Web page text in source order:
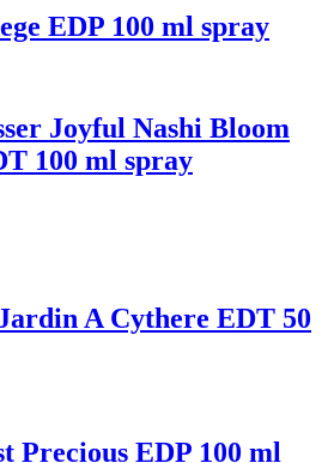
EDP 100 ml spray
Joyful Nashi Bloom
100 ml spray
A Cythere EDT 50
Precious EDP 100 ml